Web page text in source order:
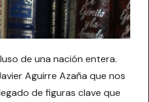
de una nación entera.
Aguirre Azaña que nos
de figuras clave que